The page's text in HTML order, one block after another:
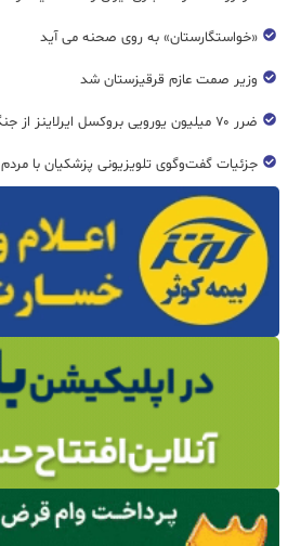
«خواستگارستان» به روی صحنه می آید
وزیر صمت عازم قرقیزستان شد
ضرر ۷۰ میلیون یورویی بروکسل ایرلاینز از جنگ علیه ایران
جزئیات گفت‌وگوی تلویزیونی پزشکیان با مردم